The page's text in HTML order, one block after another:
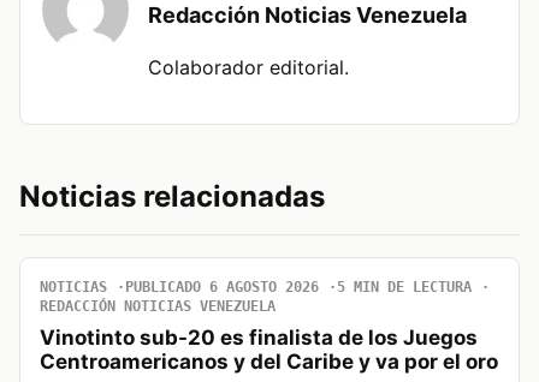
Redacción Noticias Venezuela
Colaborador editorial.
Noticias relacionadas
NOTICIAS PUBLICADO 6 AGOSTO 2026
5 MIN DE LECTURA
REDACCIÓN NOTICIAS VENEZUELA
Vinotinto sub-20 es finalista de los Juegos
Centroamericanos y del Caribe y va por el oro